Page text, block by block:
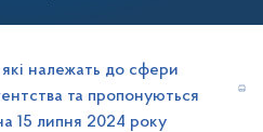
належать до сфери
та пропонуються
15 липня 2024 року